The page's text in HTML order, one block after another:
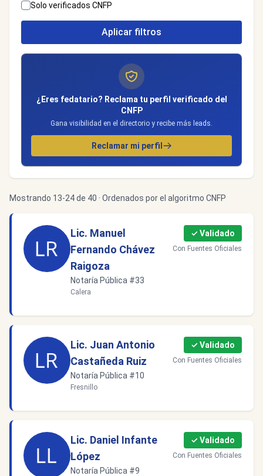
Solo verificados CNFP
Aplicar filtros
¿Eres fedatario? Reclama tu perfil verificado del
CNFP
Gana visibilidad en el directorio y recibe más leads.
Reclamar mi perfil
Mostrando 13-24 de 40 · Ordenados por el algoritmo CNFP
Lic. Manuel
Fernando Chávez
Raigoza
Notaría Pública #33
Calera
✓ Validado
Con Fuentes Oficiales
Lic. Juan Antonio
Castañeda Ruiz
Notaría Pública #10
Fresnillo
✓ Validado
Con Fuentes Oficiales
Lic. Daniel Infante
López
Notaría Pública #9
✓ Validado
Con Fuentes Oficiales